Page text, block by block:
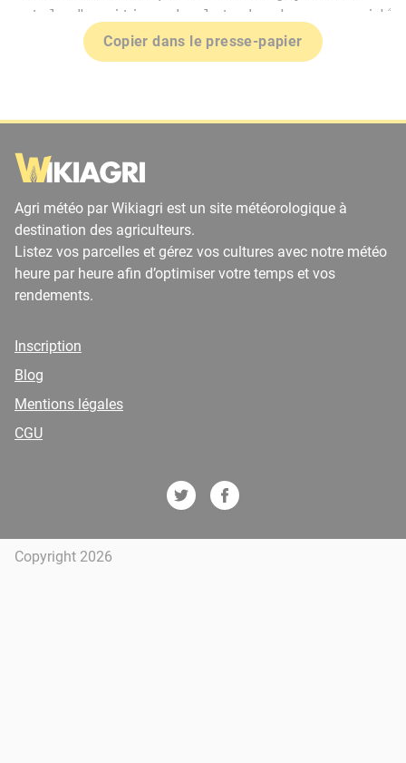
Copier dans le presse-papier
Agri météo par Wikiagri est un site météorologique à
destination des agriculteurs.
Listez vos parcelles et gérez vos cultures avec notre météo
heure par heure afin d’optimiser votre temps et vos
rendements.
Inscription
Blog
Mentions légales
CGU
Copyright 2026